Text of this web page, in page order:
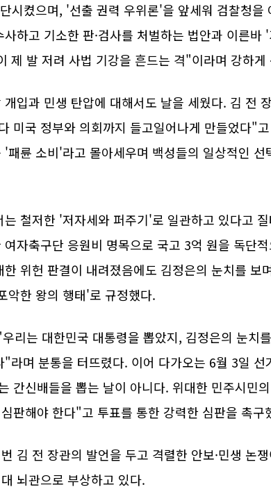
시켰으며, '선출 권력 우위론'을 앞세워 검찰청을
하고 기소한 판·검사를 처벌하는 법안과 이른바
제 발 저려 사법 기강을 흔드는 격"이라며 강하게
입과 민생 탄압에 대해서도 날을 세웠다. 김 전
미국 정부와 의회까지 들고일어나게 만들었다"
패륜 소비'라고 몰아세우며 백성들의 일상적인 선
철저한 '저자세와 퍼주기'로 일관하고 있다고
자축구단 응원비 명목으로 국고 3억 원을 독단
위헌 판결이 내려졌음에도 김정은의 눈치를 보
악한 왕의 행태'로 규정했다.
리는 대한민국 대통령을 뽑았지, 김정은의 눈치
"라며 분통을 터뜨렸다. 이어 다가오는 6월 3일
간신배들을 뽑는 날이 아니다. 위대한 민주시민
판해야 한다"고 투표를 통한 강력한 심판을 촉구
김 전 장관의 발언을 두고 격렬한 안보·민생 논
뇌관으로 부상하고 있다.